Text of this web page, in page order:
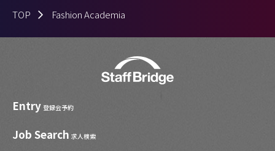
TOP Fashion Academia
Entry 登録会予約
Job Search 求人検索